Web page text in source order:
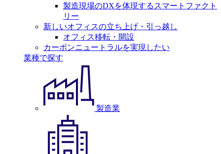
製造現場のDXを体現するスマートファクト
リー
新しいオフィスの立ち上げ・引っ越し
オフィス移転・開設
カーボンニュートラルを実現したい
業種で探す
製造業